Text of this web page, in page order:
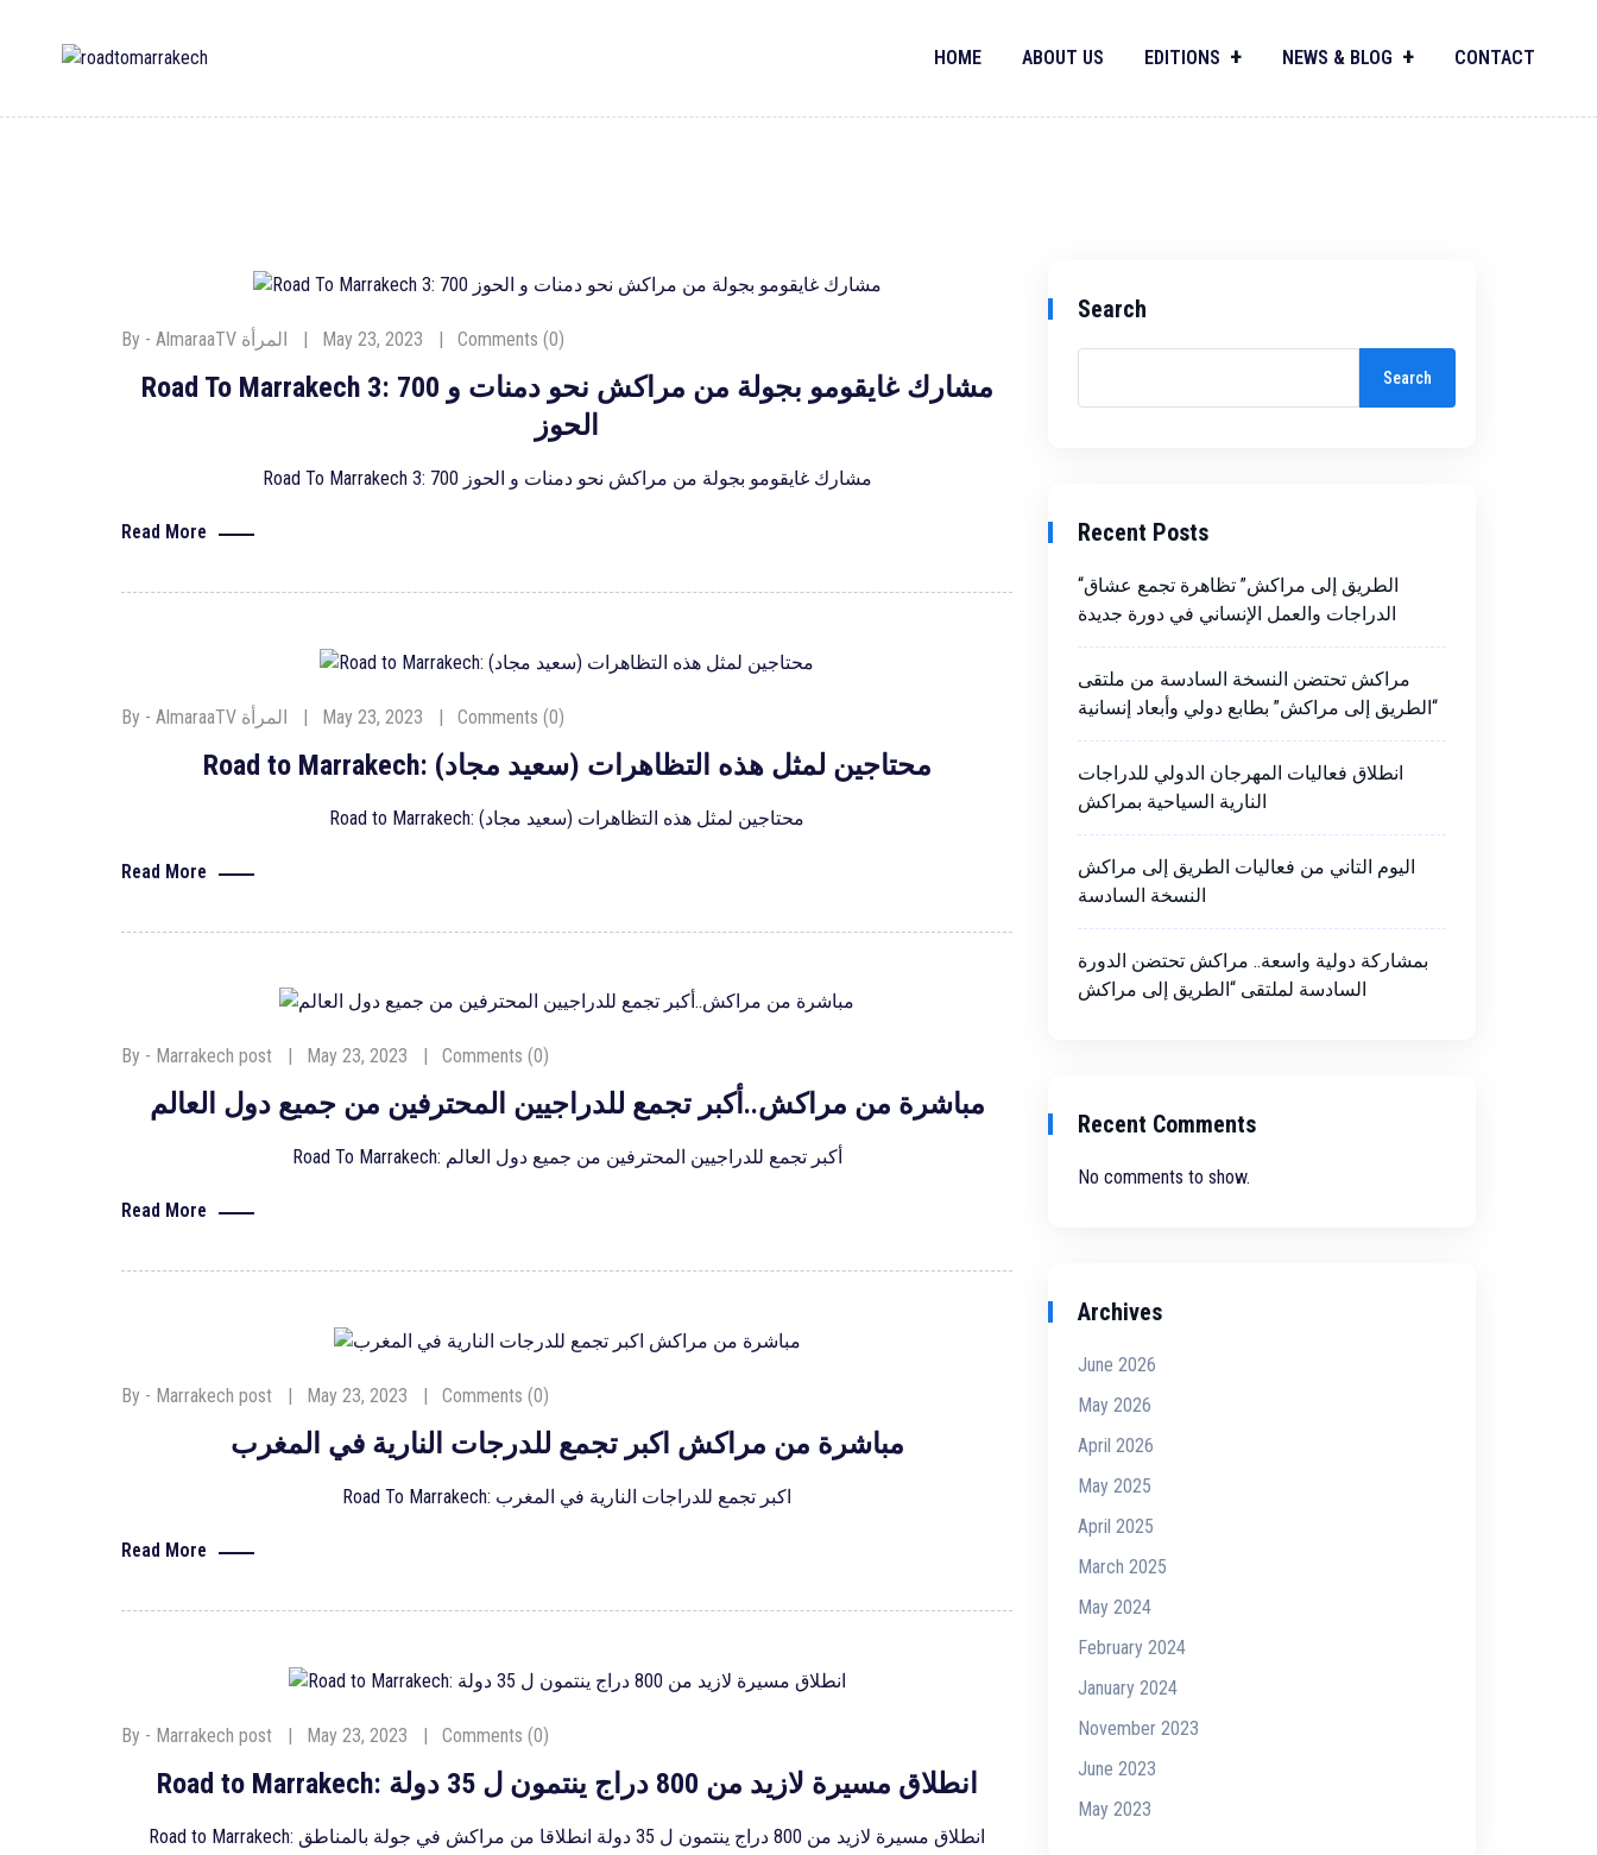
HOME ABOUT US EDITIONS NEWS & BLOG CONTACT
By - AlmaraaTV‎ المرأة May 23, 2023 Comments (0)
Road To Marrakech 3: 700 مشارك غايقومو بجولة من مراكش نحو دمنات و
الحوز
Road To Marrakech 3: 700 مشارك غايقومو بجولة من مراكش نحو دمنات و الحوز
Read More
By - AlmaraaTV‎ المرأة May 23, 2023 Comments (0)
Road to Marrakech: (سعيد مجاد) محتاجين لمثل هذه التظاهرات
Road to Marrakech: (سعيد مجاد) محتاجين لمثل هذه التظاهرات
Read More
By - Marrakech post May 23, 2023 Comments (0)
مباشرة من مراكش..أكبر تجمع للدراجيين المحترفين من جميع دول العالم
Road To Marrakech: أكبر تجمع للدراجيين المحترفين من جميع دول العالم
Read More
By - Marrakech post May 23, 2023 Comments (0)
مباشرة من مراكش اكبر تجمع للدرجات النارية في المغرب
Road To Marrakech: اكبر تجمع للدراجات النارية في المغرب
Read More
By - Marrakech post May 23, 2023 Comments (0)
Road to Marrakech: انطلاق مسيرة لازيد من 800 دراج ينتمون ل 35 دولة
Road to Marrakech: انطلاق مسيرة لازيد من 800 دراج ينتمون ل 35 دولة انطلاقا من مراكش في جولة بالمناطق
Search
Search
Recent Posts
“الطريق إلى مراكش” تظاهرة تجمع عشاق
الدراجات والعمل الإنساني في دورة جديدة
مراكش تحتضن النسخة السادسة من ملتقى
“الطريق إلى مراكش” بطابع دولي وأبعاد إنسانية
انطلاق فعاليات المهرجان الدولي للدراجات
النارية السياحية بمراكش
اليوم التاني من فعاليات الطريق إلى مراكش
النسخة السادسة
بمشاركة دولية واسعة.. مراكش تحتضن الدورة
السادسة لملتقى “الطريق إلى مراكش
Recent Comments
No comments to show.
Archives
June 2026
May 2026
April 2026
May 2025
April 2025
March 2025
May 2024
February 2024
January 2024
November 2023
June 2023
May 2023